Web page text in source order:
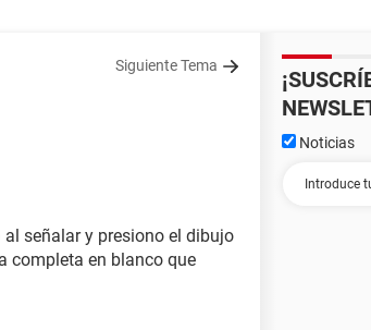
Siguiente Tema
señalar y presiono el dibujo
completa en blanco que
Noticias